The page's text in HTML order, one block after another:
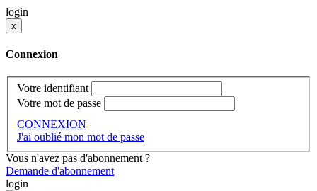
login
x
Connexion
Votre identifiant
Votre mot de passe
CONNEXION
J'ai oublié mon mot de passe
Vous n'avez pas d'abonnement ?
Demande d'abonnement
login